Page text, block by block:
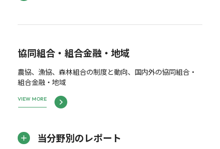
協同組合・組合金融・地域
農協、漁協、森林組合の制度と動向、国内外の協同組合・
組合金融・地域
VIEW MORE
当分野別のレポート